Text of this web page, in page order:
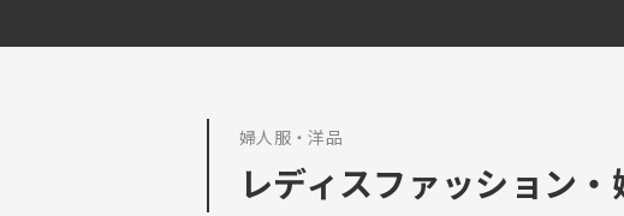
婦人服・洋品
レディスファッション